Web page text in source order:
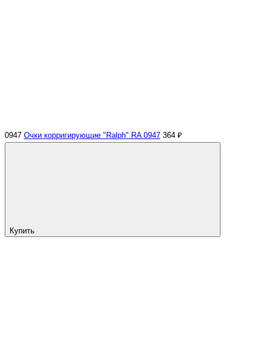
0947 Очки корригирующие "Ralph" RA 0947 364 ₽
Купить